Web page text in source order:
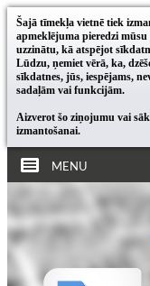
Šajā tīmekļa vietnē tiek
apmeklējuma pieredzi
uzzinātu, kā atspējot
Lūdzu, ņemiet vērā, ka,
sīkdatnes, jūs, iespējams,
sadaļām vai funkcijām.
Aizverot šo ziņojumu vai
izmantošanai.
MENU